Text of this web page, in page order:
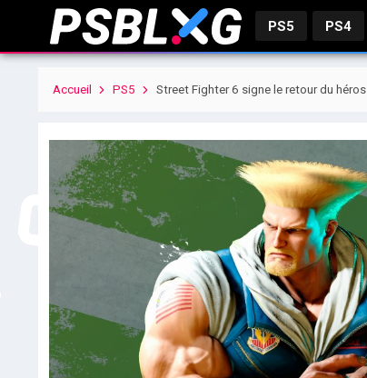
PS5 PS4
Accueil PS5 Street Fighter 6 signe le retour du